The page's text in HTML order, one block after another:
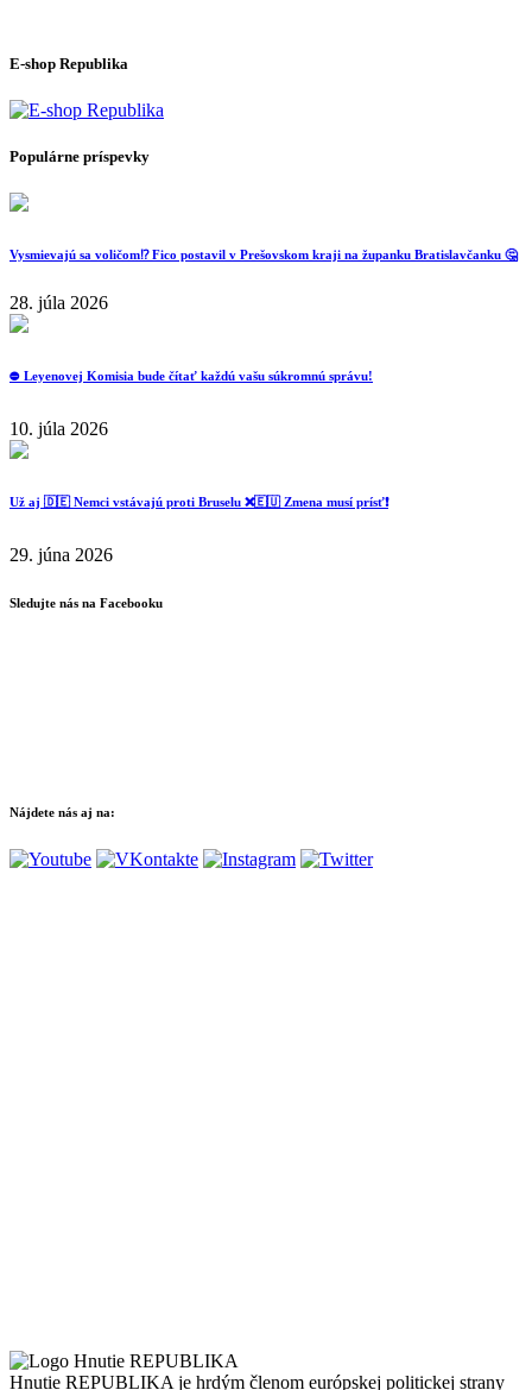
E-shop Republika
Populárne príspevky
Vysmievajú sa voličom⁉️ Fico postavil v Prešovskom kraji na županku Bratislavčanku 🤔
28. júla 2026
⛔️ Leyenovej Komisia bude čítať každú vašu súkromnú správu!
10. júla 2026
Už aj 🇩🇪 Nemci vstávajú proti Bruselu ❌️🇪🇺 Zmena musí prísť❗️
29. júna 2026
Sledujte nás na Facebooku
Nájdete nás aj na:
Hnutie REPUBLIKA je hrdým členom európskej politickej strany